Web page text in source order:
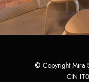
© Copyright Mira
CIN